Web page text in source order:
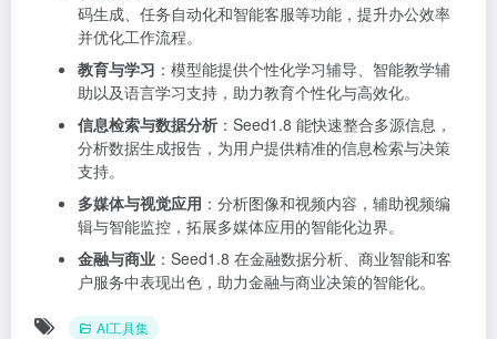
码生成、任务自动化和智能客服等功能，提升办公效率
并优化工作流程。
教育与学习 ：模型能提供个性化学习辅导、智能教学辅
助以及语言学习支持，助力教育个性化与高效化。
信息检索与数据分析 ：Seed1.8 能快速整合多源信息，
分析数据生成报告，为用户提供精准的信息检索与决策
支持。
多媒体与视觉应用 ：分析图像和视频内容，辅助视频编
辑与智能监控，拓展多媒体应用的智能化边界。
金融与商业 ：Seed1.8 在金融数据分析、商业智能和客
户服务中表现出色，助力金融与商业决策的智能化。
AI工具集